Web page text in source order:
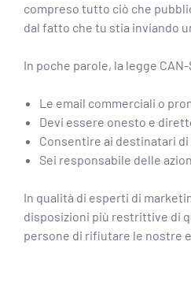
compreso tutto ciò che
dal fatto che tu stia inviando
In poche parole, la legge
Le email commerciali o
Devi essere onesto e
Consentire ai destinatari
Sei responsabile delle
In qualità di esperti di
disposizioni più restrittive di
persone di rifiutare le nostre